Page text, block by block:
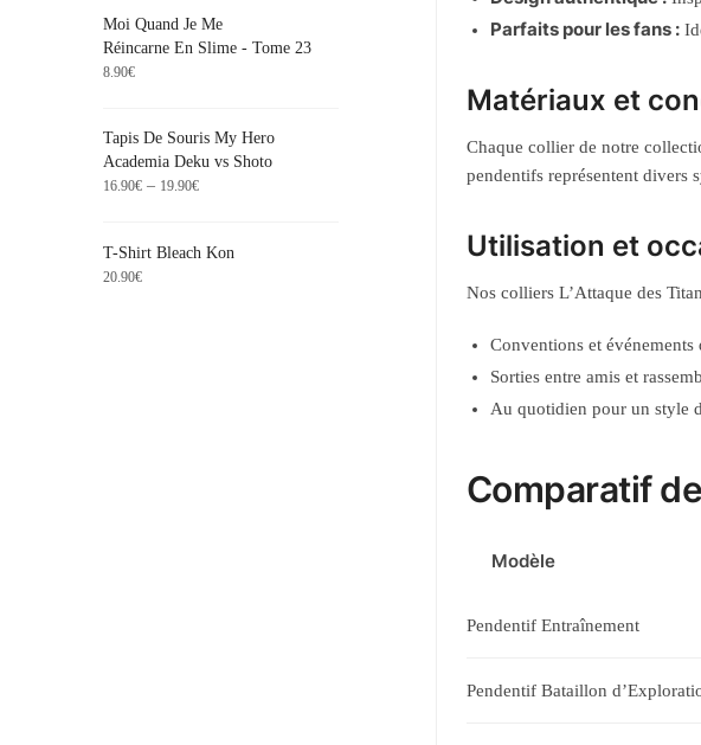
Parfaits pour les fans :
Matériaux et
Chaque collier de notre
pendentifs représentent divers
Utilisation et
Nos colliers L’Attaque des
Conventions et événements
Sorties entre amis et
Au quotidien pour un style
Comparatif
Modèle
Pendentif Entraînement
Pendentif Bataillon
Moi Quand Je Me
Réincarne En Slime - Tome 23
8.90€
Tapis De Souris My Hero
Academia Deku vs Shoto
16.90€ – 19.90€
T-Shirt Bleach Kon
20.90€